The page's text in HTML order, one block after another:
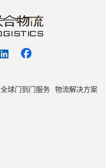
全球门到门服务 物流解决方案